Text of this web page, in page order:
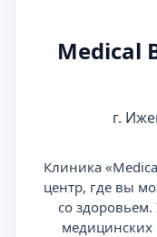
Medical
г.
Клиника
центр, где вы
со здоровьем.
медицинских